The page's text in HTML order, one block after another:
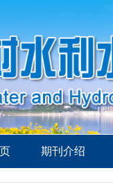
期刊介绍